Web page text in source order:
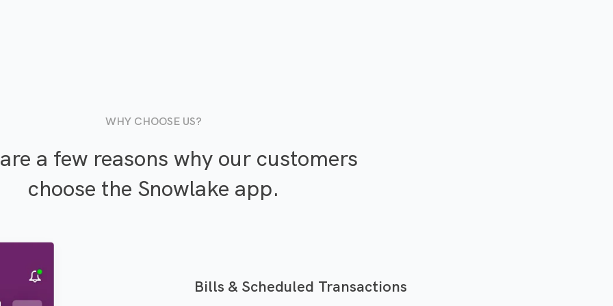
WHY CHOOSE US?
a few reasons why our customers
choose the Snowlake app.
Bills & Scheduled Transactions